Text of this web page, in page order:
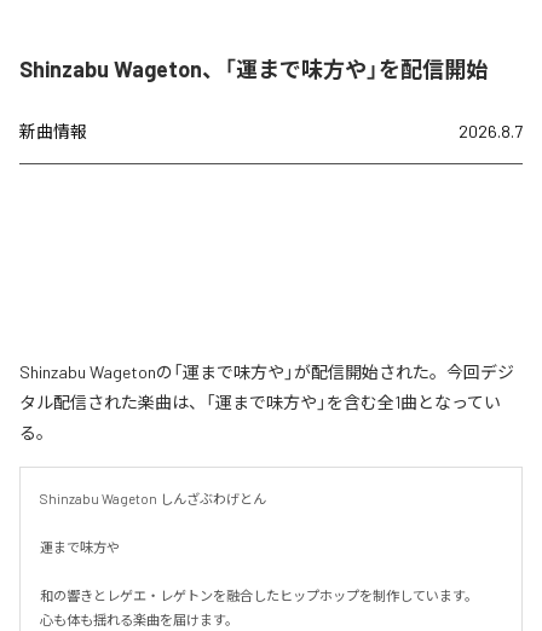
Shinzabu Wageton、「運まで味方や」を配信開始
新曲情報 2026.8.7
Shinzabu Wagetonの「運まで味方や」が配信開始された。今回デジ
タル配信された楽曲は、「運まで味方や」を含む全1曲となってい
る。
Shinzabu Wageton しんざぶわげとん
運まで味方や
和の響きとレゲエ・レゲトンを融合したヒップホップを制作しています。
心も体も揺れる楽曲を届けます。